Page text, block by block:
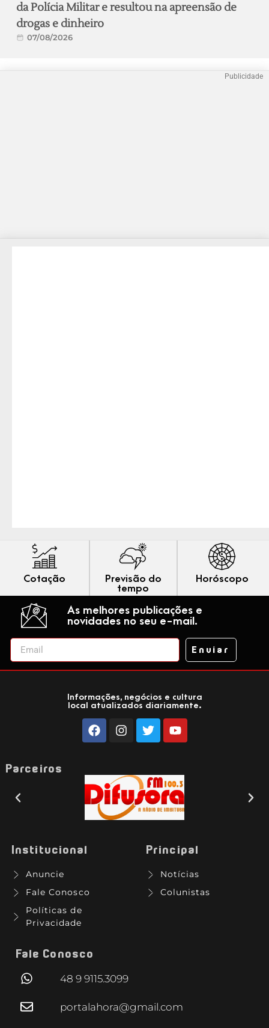
da Polícia Militar e resultou na apreensão de
drogas e dinheiro
07/08/2026
Publicidade
Cotação
Previsão do
tempo
Horóscopo
As melhores publicações e
novidades no seu e-mail.
Enviar
Informações, negócios e cultura
local atualizados diariamente.
Parceiros
Institucional
Anuncie
Fale Conosco
Políticas de
Privacidade
Principal
Notícias
Colunistas
Fale Conosco
48 9 9115.3099
portalahora@gmail.com